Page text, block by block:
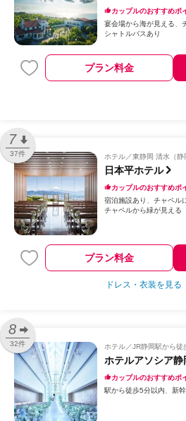
カップルのおすすめポ
宴会場から海が見える
シャトルバスあり
プラン料金
7
37件 ホテル 東静岡 清水（静
日本平ホテル
カップルのおすすめポ
宿泊施設あり
チャペル
チャペルから緑が見える
プラン料金
ドレス・衣装を見る
8
32件 ホテル JR静岡駅から徒
ホテルアソシア静
カップルのおすすめポ
駅から徒歩5分以内
新